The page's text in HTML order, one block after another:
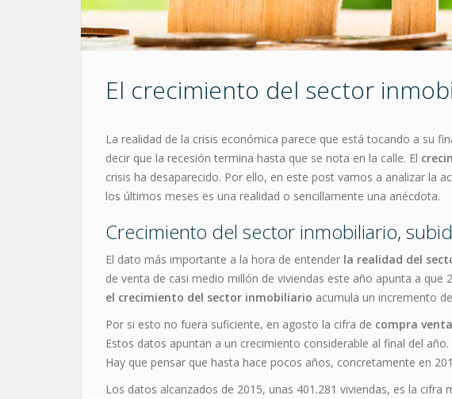
El crecimiento del sector
La realidad de la crisis económica parece que está tocando a su
decir que la recesión termina hasta que se nota en la calle. El
crisis ha desaparecido. Por ello, en este post vamos a analizar la
los últimos meses es una realidad o sencillamente una anécdota.
Crecimiento del sector inmobiliario,
El dato más importante a la hora de entender la realidad del
de venta de casi medio millón de viviendas este año apunta a que
el crecimiento del sector inmobiliario acumula un incremento
Por si esto no fuera suficiente, en agosto la cifra de compra
Estos datos apuntan a un crecimiento considerable al final del
Hay que pensar que hasta hace pocos años, concretamente en
Los datos alcanzados de 2015, unas 401.281 viviendas, es la